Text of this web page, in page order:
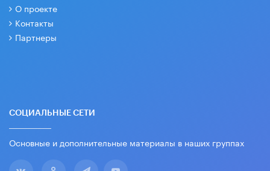
О проекте
Контакты
Партнеры
СОЦИАЛЬНЫЕ СЕТИ
Основные и дополнительные материалы в наших группах